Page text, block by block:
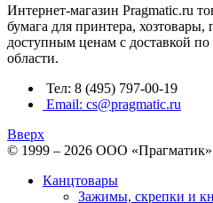
Интернет-магазин Pragmatic.ru
бумага для принтера,
доступным ценам с доставкой
области.
Тел: 8 (495) 797-00-19
Email: cs@pragmatic.ru
Вверх
© 1999 – 2026 ООО «Прагматик»
Канцтовары
Зажимы, скрепки и